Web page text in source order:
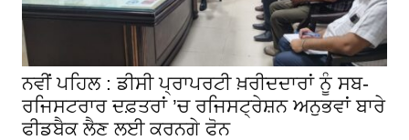
ਨਵੀਂ ਪਹਿਲ : ਡੀਸੀ ਪ੍ਰਾਪਰਟੀ ਖ਼ਰੀਦਦਾਰਾਂ ਨੂੰ ਸਬ-
ਰਜਿਸਟਰਾਰ ਦਫ਼ਤਰਾਂ ’ਚ ਰਜਿਸਟ੍ਰੇਸ਼ਨ ਅਨੁਭਵਾਂ ਬਾਰੇ
ਫੀਡਬੈਕ ਲੈਣ ਲਈ ਕਰਨਗੇ ਫੋਨ